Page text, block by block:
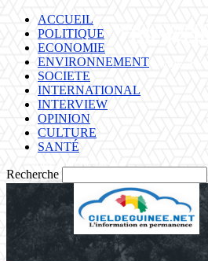
ACCUEIL
POLITIQUE
ECONOMIE
ENVIRONNEMENT
SOCIETE
INTERNATIONAL
INTERVIEW
OPINION
CULTURE
SANTÉ
Connectez-vous à
Mot de passe
Recherche